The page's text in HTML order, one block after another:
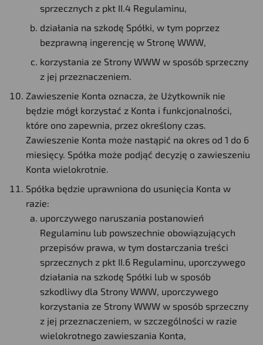
sprzecznych z pkt II.4 Regulaminu,
działania na szkodę Spółki, w tym poprzez
bezprawną ingerencję w Stronę WWW,
korzystania ze Strony WWW w sposób sprzeczny
z jej przeznaczeniem.
Zawieszenie Konta oznacza, że Użytkownik nie
będzie mógł korzystać z Konta i funkcjonalności,
które ono zapewnia, przez określony czas.
Zawieszenie Konta może nastąpić na okres od 1 do 6
miesięcy. Spółka może podjąć decyzję o zawieszeniu
Konta wielokrotnie.
Spółka będzie uprawniona do usunięcia Konta w
razie:
uporczywego naruszania postanowień
Regulaminu lub powszechnie obowiązujących
przepisów prawa, w tym dostarczania treści
sprzecznych z pkt II.6 Regulaminu, uporczywego
działania na szkodę Spółki lub w sposób
szkodliwy dla Strony WWW, uporczywego
korzystania ze Strony WWW w sposób sprzeczny
z jej przeznaczeniem, w szczególności w razie
wielokrotnego zawieszania Konta,